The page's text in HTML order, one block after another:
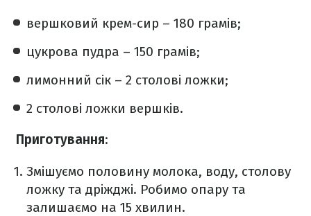
вершковий крем-сир – 180 грамів;
цукрова пудра – 150 грамів;
лимонний сік – 2 столові ложки;
2 столові ложки вершків.
Приготування:
Змішуємо половину молока, воду, столову
ложку та дріжджі. Робимо опару та
залишаємо на 15 хвилин.